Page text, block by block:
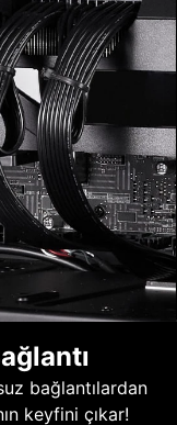
bağlantılardan
keyfini çıkar!